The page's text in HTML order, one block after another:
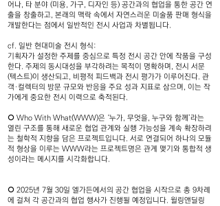
어나, 타 분야 (미용, 가구, 디자인 등) 공간과의 협업을 통한 공간 연
출을 창출하고, 본래의 맥락 속에서 자연스러운 미술품 판매 형식을
개발한다는 점에서 일반적인 전시 사업과 차별됩니다.
cf. 일반 현대미술 전시 형식:
기획자가 설정한 주제를 중심으로 특정 전시 공간 안에 작품을 구성
한다. 주제의 동시대성을 부각하려는 목적이 명확하며, 전시 서문
(텍스트)이 생산되고, 비평적 피드백과 전시 평가가 이루어진다. 관
객·컬렉터의 방문 규모와 반응을 주요 성과 지표로 삼으며, 이는 작
가에게 중요한 전시 이력으로 축적된다.
⭘ Who With What(WWW)은 ‘누가, 무엇을, 누구와 함께’라는
열린 구조를 통해 새로운 협업 관계와 실행 가능성을 계속 확장하려
는 철학적 지향을 담은 프로젝트입니다. 서로 연결되어 하나의 모듈
적 형상을 이루는 WWW라는 프로젝트명은 관계 맺기와 통합적 생
성이라는 메시지를 시각화합니다.
⭘ 2025년 7월 30일 엘가든에서의 공간 협업을 시작으로 총 9차례
에 걸쳐 각 공간과의 협업 행사가 진행될 예정입니다. 윌링앤딜링